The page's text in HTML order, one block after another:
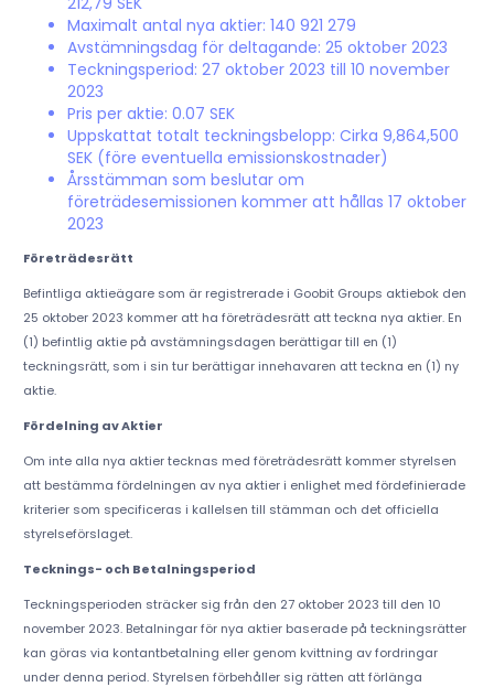
Maximalt antal nya aktier: 140 921 279
Avstämningsdag för deltagande: 25 oktober 2023
Teckningsperiod: 27 oktober 2023 till 10 november
2023
Pris per aktie: 0.07 SEK
Uppskattat totalt teckningsbelopp: Cirka 9,864,500
SEK (före eventuella emissionskostnader)
Årsstämman som beslutar om
företrädesemissionen kommer att hållas 17 oktober
2023
Företrädesrätt
Befintliga aktieägare som är registrerade i Goobit Groups aktiebok den
25 oktober 2023 kommer att ha företrädesrätt att teckna nya aktier. En
(1) befintlig aktie på avstämningsdagen berättigar till en (1)
teckningsrätt, som i sin tur berättigar innehavaren att teckna en (1) ny
aktie.
Fördelning av Aktier
Om inte alla nya aktier tecknas med företrädesrätt kommer styrelsen
att bestämma fördelningen av nya aktier i enlighet med fördefinierade
kriterier som specificeras i kallelsen till stämman och det officiella
styrelseförslaget.
Tecknings- och Betalningsperiod
Teckningsperioden sträcker sig från den 27 oktober 2023 till den 10
november 2023. Betalningar för nya aktier baserade på teckningsrätter
kan göras via kontantbetalning eller genom kvittning av fordringar
under denna period. Styrelsen förbehåller sig rätten att förlänga